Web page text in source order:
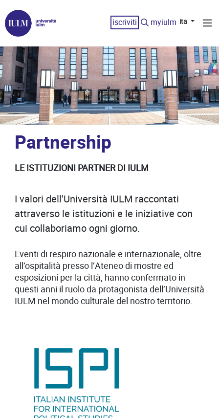
iscriviti myiulm ita
Partnership
LE ISTITUZIONI PARTNER DI IULM
I valori dell'Università IULM raccontati
attraverso le istituzioni e le iniziative con
cui collaboriamo ogni giorno.
Eventi di respiro nazionale e internazionale, oltre
all’ospitalità presso l’Ateneo di mostre ed
esposizioni per la città, hanno confermato in
questi anni il ruolo da protagonista dell’Università
IULM nel mondo culturale del nostro territorio.